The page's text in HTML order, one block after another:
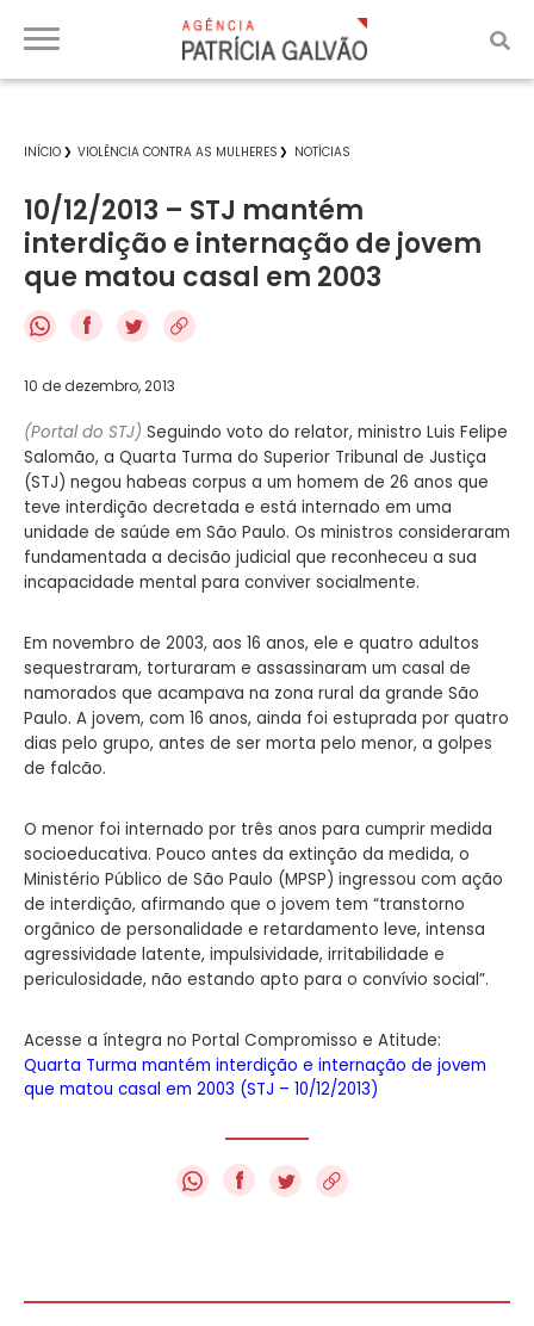
INÍCIO VIOLÊNCIA CONTRA AS MULHERES NOTÍCIAS
10/12/2013 – STJ mantém
interdição e internação de jovem
que matou casal em 2003
f
10 de dezembro, 2013
(Portal do STJ) Seguindo voto do relator, ministro Luis Felipe
Salomão, a Quarta Turma do Superior Tribunal de Justiça
(STJ) negou habeas corpus a um homem de 26 anos que
teve interdição decretada e está internado em uma
unidade de saúde em São Paulo. Os ministros consideraram
fundamentada a decisão judicial que reconheceu a sua
incapacidade mental para conviver socialmente.
Em novembro de 2003, aos 16 anos, ele e quatro adultos
sequestraram, torturaram e assassinaram um casal de
namorados que acampava na zona rural da grande São
Paulo. A jovem, com 16 anos, ainda foi estuprada por quatro
dias pelo grupo, antes de ser morta pelo menor, a golpes
de falcão.
O menor foi internado por três anos para cumprir medida
socioeducativa. Pouco antes da extinção da medida, o
Ministério Público de São Paulo (MPSP) ingressou com ação
de interdição, afirmando que o jovem tem “transtorno
orgânico de personalidade e retardamento leve, intensa
agressividade latente, impulsividade, irritabilidade e
periculosidade, não estando apto para o convívio social”.
Acesse a íntegra no Portal Compromisso e Atitude:
Quarta Turma mantém interdição e internação de jovem
que matou casal em 2003 (STJ – 10/12/2013)
f